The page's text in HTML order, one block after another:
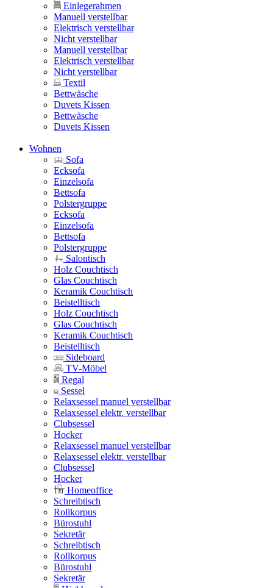
Einlegerahmen
Manuell verstellbar
Elektrisch verstellbar
Nicht verstellbar
Manuell verstellbar
Elektrisch verstellbar
Nicht verstellbar
Textil
Bettwäsche
Duvets Kissen
Bettwäsche
Duvets Kissen
Wohnen
Sofa
Ecksofa
Einzelsofa
Bettsofa
Polstergruppe
Ecksofa
Einzelsofa
Bettsofa
Polstergruppe
Salontisch
Holz Couchtisch
Glas Couchtisch
Keramik Couchtisch
Beistelltisch
Holz Couchtisch
Glas Couchtisch
Keramik Couchtisch
Beistelltisch
Sideboard
TV-Möbel
Regal
Sessel
Relaxsessel manuel verstellbar
Relaxsessel elektr. verstellbar
Clubsessel
Hocker
Relaxsessel manuel verstellbar
Relaxsessel elektr. verstellbar
Clubsessel
Hocker
Homeoffice
Schreibtisch
Rollkorpus
Bürostuhl
Sekretär
Schreibtisch
Rollkorpus
Bürostuhl
Sekretär